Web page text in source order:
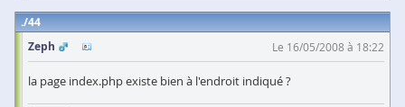
44
Zeph
Le 16/05/2008 à 18:22
la page index.php existe bien à l'endroit indiqué ?